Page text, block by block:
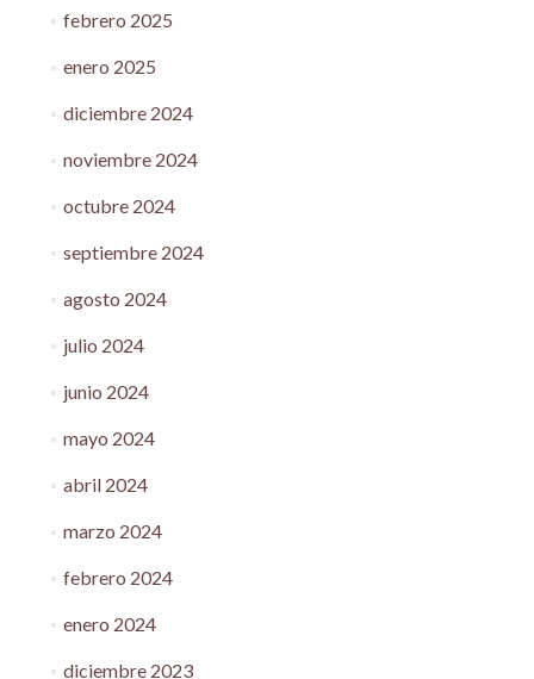
febrero 2025
enero 2025
diciembre 2024
noviembre 2024
octubre 2024
septiembre 2024
agosto 2024
julio 2024
junio 2024
mayo 2024
abril 2024
marzo 2024
febrero 2024
enero 2024
diciembre 2023